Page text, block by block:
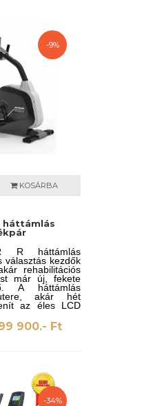
-9%
KOSÁRBA
háttámlás
R háttámlás
választás kezdők
rehabilitációs
már új, fekete
A háttámlás
akár hét
az éles LCD
időt,
fordulat/perc,
Mágnesfékes
900.- Ft
-34%